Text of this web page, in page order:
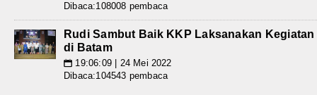
Dibaca:108008 pembaca
Rudi Sambut Baik KKP Laksanakan Kegiatan
di Batam
📅 19:06:09 | 24 Mei 2022
Dibaca:104543 pembaca